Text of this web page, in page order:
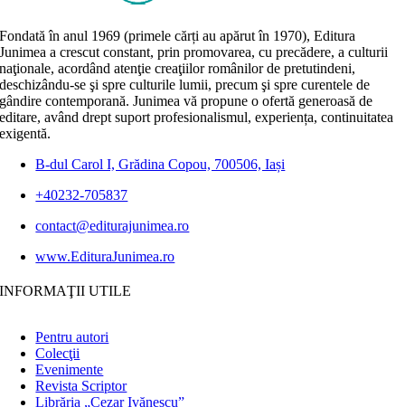
Fondată în anul 1969 (primele cărți au apărut în 1970), Editura
Junimea a crescut constant, prin promovarea, cu precădere, a culturii
naţionale, acordând atenţie creaţiilor românilor de pretutindeni,
deschizându-se şi spre culturile lumii, precum şi spre curentele de
gândire contemporană. Junimea vă propune o ofertă generoasă de
editare, având drept suport profesionalismul, experiența, continuitatea
exigentă.
B-dul Carol I, Grădina Copou, 700506, Iași
+40232-705837
contact@editurajunimea.ro
www.EdituraJunimea.ro
INFORMAŢII UTILE
Pentru autori
Colecţii
Evenimente
Revista Scriptor
Librăria „Cezar Ivănescu”